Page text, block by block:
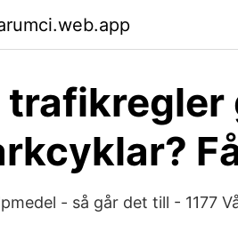
trafikregler
- så går det till - 1177